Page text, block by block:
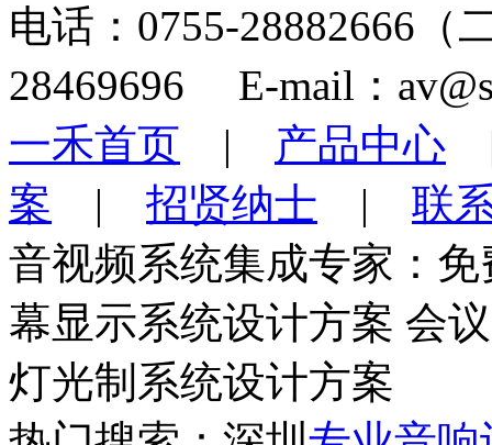
电话：0755-28882666
28469696 E-mail：
一禾首页 | 产品中心
案 | 招贤纳士 | 联
音视频系统集成专家：
幕显示系统设计方案 会
灯光制系统设计方案